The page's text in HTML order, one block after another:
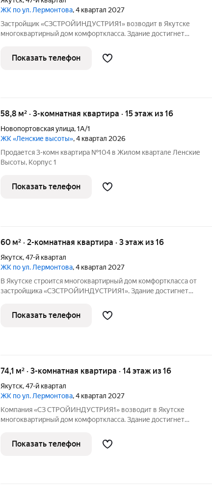
ЖК по ул. Лермонтова, 4 квартал 2027
Застройщик «СЗСТРОЙИНДУСТРИЯ1» возводит в Якутске
многоквартирный дом комфорткласса. Здание достигнет
94двухкомнатные и 16трёхкомнатные. Дом построят из
монолитного кирпича, а суммарная площадь жилых
Показать телефон
58,8 м² · 3-комнатная квартира · 15 этаж из 16
Новопортовская улица,1А/1
ЖК «Ленские высоты», 4 квартал 2026
Продается 3-комн квартира №104 в Жилом квартале Ленские
Высоты, Корпус 1
Показать телефон
60 м² · 2-комнатная квартира · 3 этаж из 16
Якутск,47-й квартал
ЖК по ул. Лермонтова, 4 квартал 2027
В Якутске строится многоквартирный дом комфорткласса от
застройщика «СЗСТРОЙИНДУСТРИЯ1». Здание достигнет
16трёхкомнатные. Дом возведут из монолитного кирпича, а
общая жилая площадь составит
Показать телефон
74,1 м² · 3-комнатная квартира · 14 этаж из 16
Якутск,47-й квартал
ЖК по ул. Лермонтова, 4 квартал 2027
Компания «СЗ СТРОЙИНДУСТРИЯ1» возводит в Якутске
многоквартирный дом комфорткласса. Здание достигнет
16трёхкомнатные. Дом построят из монолитного кирпича, а общая
жилая площадь составит
Показать телефон